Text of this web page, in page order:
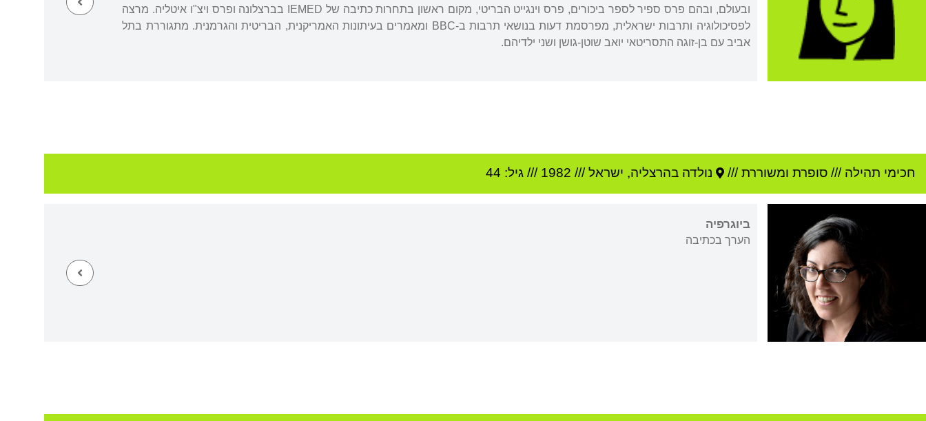
ובעולם, ובהם פרס ספיר לספר ביכורים, פרס וינגייט הבריטי, מקום ראשון בתחרות כתיבה של IEMED בברצלונה ופרס ויצ"ו איטליה. מרצה
לפסיכולוגיה ותרבות ישראלית, מפרסמת דעות בנושאי תרבות ב-BBC ומאמרים בעיתונות האמריקנית, הבריטית והגרמנית. מתגוררת בתל
אביב עם בן-זוגה התסריטאי יואב שוטן-גושן ושני ילדיהם.
חכימי תהילה /// סופרת ומשוררת /// נולדה בהרצליה, ישראל///
1982 /// גיל: 44
ביוגרפיה
הערך בכתיבה